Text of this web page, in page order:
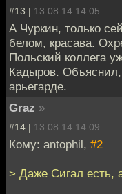
#13 | 13.08.14 14:05
А Чуркин, только
белом, красава.
Польский коллега
Кадыров. Объяснил,
арьегарде.
Graz »
#14 | 13.08.14 14:09
Кому: antophil, #2
> Даже Сигал есть,